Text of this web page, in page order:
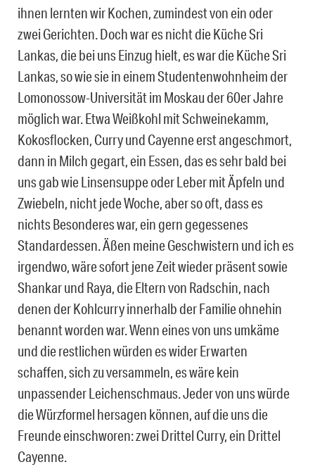
ihnen lernten wir Kochen, zumindest von ein oder
zwei Gerichten. Doch war es nicht die Küche Sri
Lankas, die bei uns Einzug hielt, es war die Küche Sri
Lankas, so wie sie in einem Studentenwohnheim der
Lomonossow-Universität im Moskau der 60er Jahre
möglich war. Etwa Weißkohl mit Schweinekamm,
Kokosflocken, Curry und Cayenne erst angeschmort,
dann in Milch gegart, ein Essen, das es sehr bald bei
uns gab wie Linsensuppe oder Leber mit Äpfeln und
Zwiebeln, nicht jede Woche, aber so oft, dass es
nichts Besonderes war, ein gern gegessenes
Standardessen. Äßen meine Geschwistern und ich es
irgendwo, wäre sofort jene Zeit wieder präsent sowie
Shankar und Raya, die Eltern von Radschin, nach
denen der Kohlcurry innerhalb der Familie ohnehin
benannt worden war. Wenn eines von uns umkäme
und die restlichen würden es wider Erwarten
schaffen, sich zu versammeln, es wäre kein
unpassender Leichenschmaus. Jeder von uns würde
die Würzformel hersagen können, auf die uns die
Freunde einschworen: zwei Drittel Curry, ein Drittel
Cayenne.